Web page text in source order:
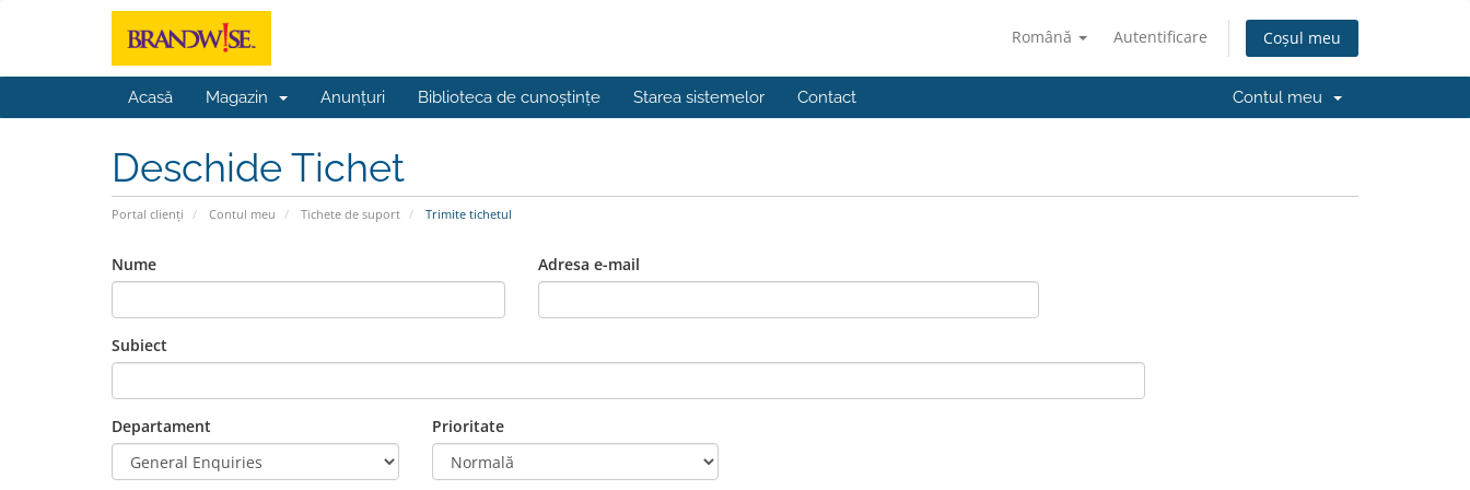
Română Autentificare Coșul meu
Acasă Magazin Anunțuri Biblioteca de cunoștințe Starea sistemelor Contact Contul meu
Deschide Tichet
Portal clienți Contul meu Tichete de suport Trimite tichetul
Nume Adresa e-mail
Subiect
Departament Prioritate